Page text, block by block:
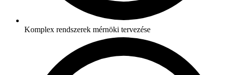
Komplex rendszerek mérnöki tervezése